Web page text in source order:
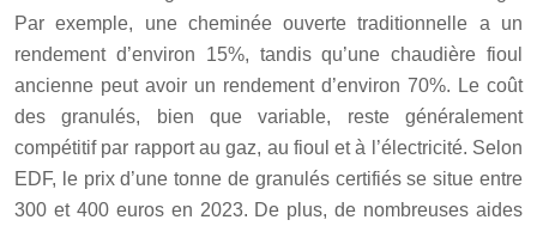
Par exemple, une cheminée ouverte traditionnelle a un
rendement d’environ 15%, tandis qu’une chaudière fioul
ancienne peut avoir un rendement d’environ 70%. Le coût
des granulés, bien que variable, reste généralement
compétitif par rapport au gaz, au fioul et à l’électricité. Selon
EDF, le prix d’une tonne de granulés certifiés se situe entre
300 et 400 euros en 2023. De plus, de nombreuses aides